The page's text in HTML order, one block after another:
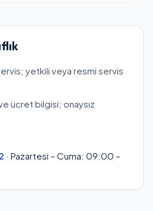
yetkili veya resmi servis
ücret bilgisi; onaysız
· Pazartesi – Cuma: 09:00 –